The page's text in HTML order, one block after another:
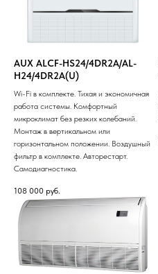
AUX ALCF-HS24/4DR2A/AL-
H24/4DR2A(U)
Wi-Fi в комплекте. Тихая и экономичная
работа системы. Комфортный
микроклимат без резких колебаний.
Монтаж в вертикальном или
горизонтальном положении. Воздушный
фильтр в комплекте. Авторестарт.
Самодиагностика.
108 000 руб.